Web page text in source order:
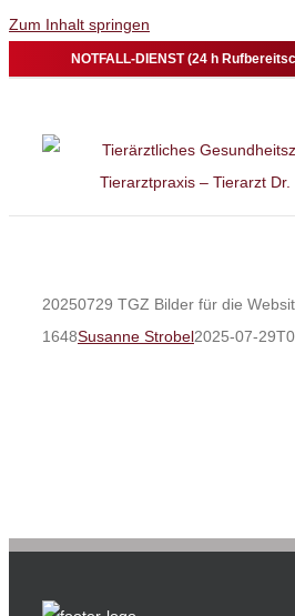
Zum Inhalt springen
NOTFALL-DIENST (24 h
20250729 TGZ Bilder für die
1648Susanne Strobel2025-07-